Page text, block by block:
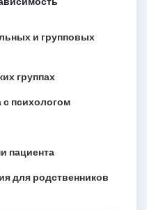
и групповых
группах
психологом
пациента
для родственников